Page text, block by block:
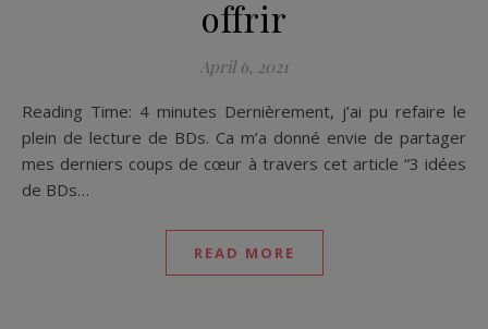
offrir
April 6, 2021
Reading Time: 4 minutes Dernièrement, j’ai pu refaire le
plein de lecture de BDs. Ca m’a donné envie de partager
mes derniers coups de cœur à travers cet article “3 idées
de BDs…
READ MORE